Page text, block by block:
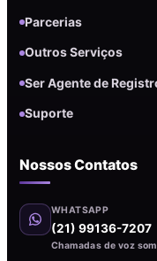
Parcerias
Outros Serviços
Ser Agente de
Suporte
Nossos Contatos
WHATSAPP
(21) 99136-7207
Chamadas de voz